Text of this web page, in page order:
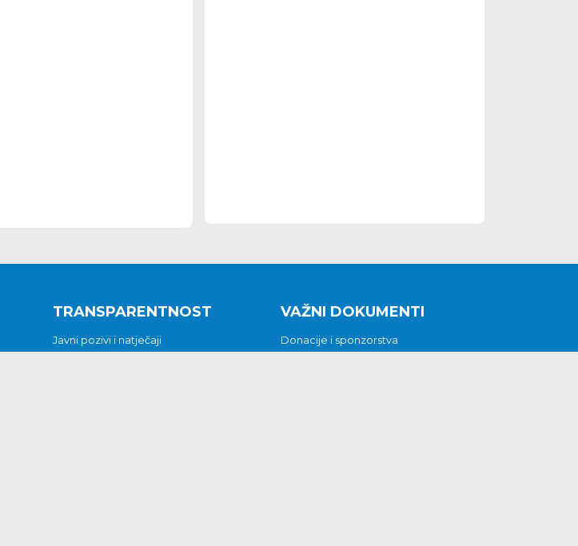
TRANSPARENTNOST
Javni pozivi i natječaji
VAŽNI DOKUMENTI
Donacije i sponzorstva